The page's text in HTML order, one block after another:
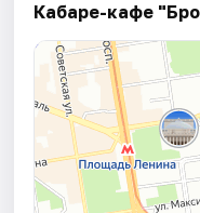
Кабаре-кафе